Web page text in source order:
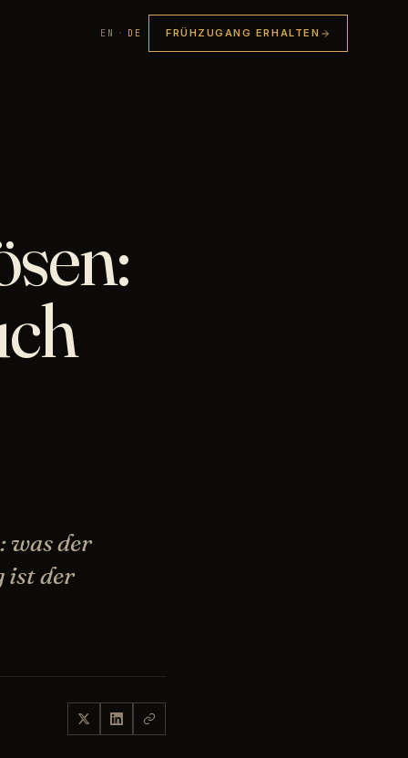
EN · DE FRÜHZUGANG ERHALTEN
was der
ist der